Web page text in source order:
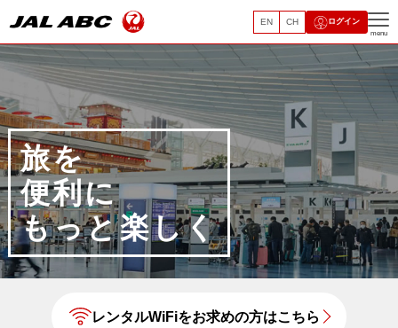
EN CH ログイン
menu
旅を
便利に
もっと楽しく
レンタルWiFiをお求めの方はこちら